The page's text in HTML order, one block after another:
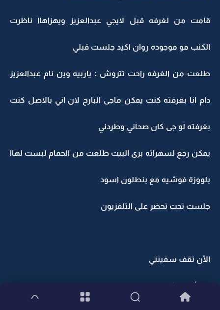
قامت من لغرفه قبل لايجي عبدالعزيز ويهزاهاا ناظرت
الكنب مو موجوده روان اكيد جلست قبلي
طلعت من الغرفه راحت تتروش : ياربيه وين نام عبدالعزيز
دام انا بغرفته كنت يمكن ماجى البارح لان اني بالاصل كنت
بغرفته لو جى كان صحاني وطردني
يمكن رجع لسهراته برى البيت طلعت من الحمام لبست لهاا
بلووزة فوشيه مع بنطلون اسود
جلست تحت تحضر على التلفزيون
الأن تقف سفينتي
وهلأ بعطيكم حريه التعليق